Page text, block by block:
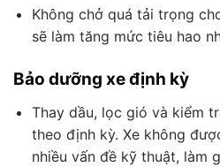
Không chở quá tải trọng
sẽ làm tăng mức tiêu hao
Bảo dưỡng xe định kỳ
Thay dầu, lọc gió và kiểm
theo định kỳ. Xe không
nhiều vấn đề kỹ thuật, làm